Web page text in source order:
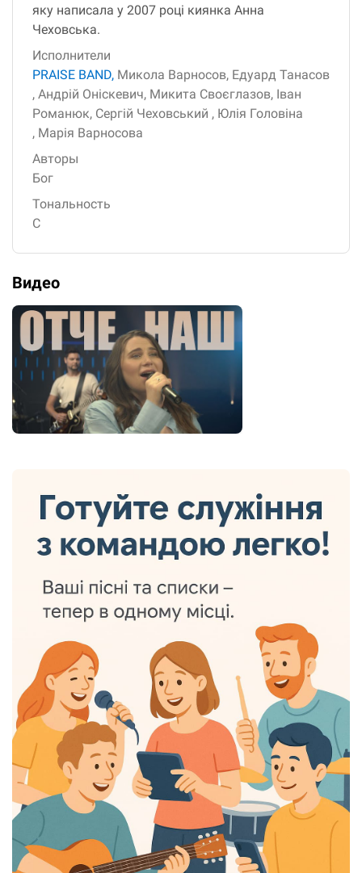
яку написала у 2007 році киянка Анна
Чеховська.
Исполнители
PRAISE BAND, Микола Варносов, Едуард Танасов
, Андрій Оніскевич, Микита Своєглазов, Іван
Романюк, Сергій Чеховський , Юлія Головіна
, Марія Варносова
Авторы
Бог
Тональность
C
Видео